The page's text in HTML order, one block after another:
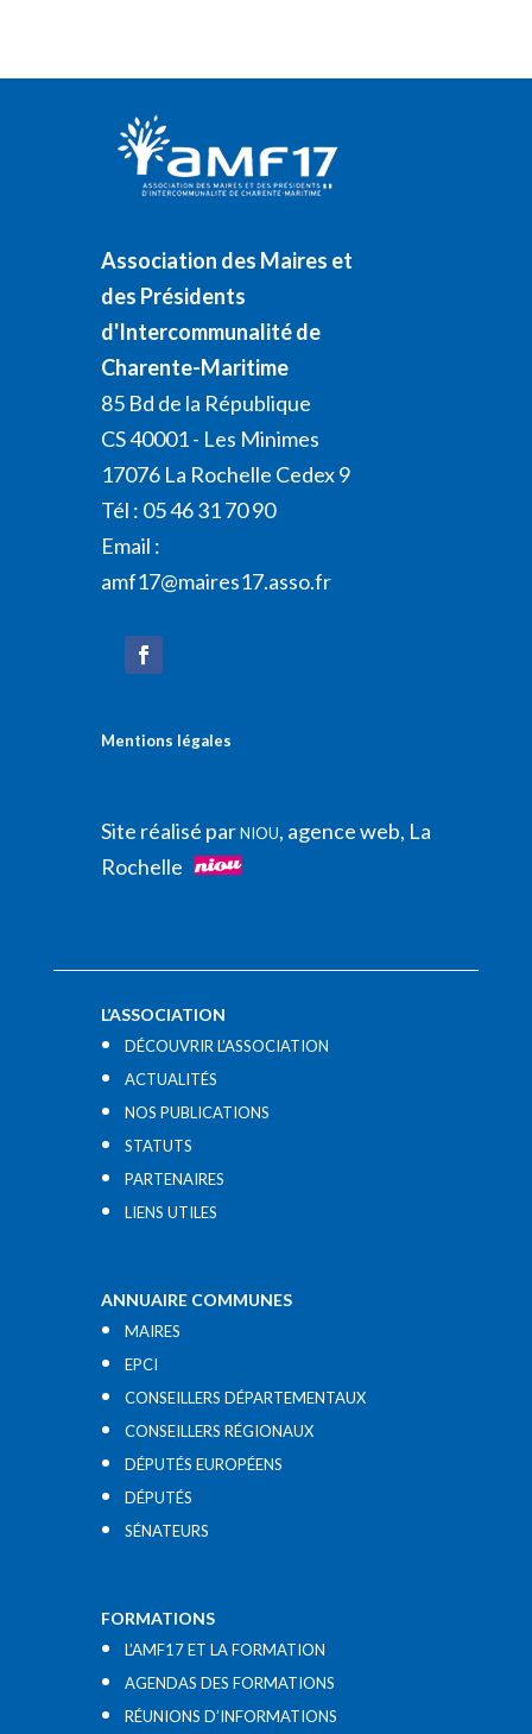
Association des Maires et
des Présidents
d'Intercommunalité de
Charente-Maritime
85 Bd de la République
CS 40001 - Les Minimes
17076 La Rochelle Cedex 9
Tél : 05 46 31 70 90
Email :
amf17@maires17.asso.fr
Mentions légales
Site réalisé parNIOU, agence web, La
Rochelle
L’ASSOCIATION
DÉCOUVRIR L’ASSOCIATION
ACTUALITÉS
NOS PUBLICATIONS
STATUTS
PARTENAIRES
LIENS UTILES​
ANNUAIRE COMMUNES
MAIRES
EPCI
CONSEILLERS DÉPARTEMENTAUX
CONSEILLERS RÉGIONAUX
DÉPUTÉS EUROPÉENS
DÉPUTÉS
SÉNATEURS
FORMATIONS
L’AMF17 ET LA FORMATION
AGENDAS DES FORMATIONS
RÉUNIONS D’INFORMATIONS